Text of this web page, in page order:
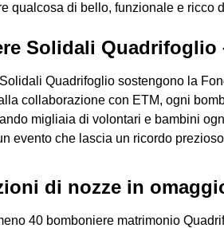
qualcosa di bello, funzionale e ricco
Solidali Quadrifoglio
Quadrifoglio sostengono la
collaborazione con ETM, ogni
migliaia di volontari e bambini
evento che lascia un ricordo
di nozze in
40 bomboniere matrimonio